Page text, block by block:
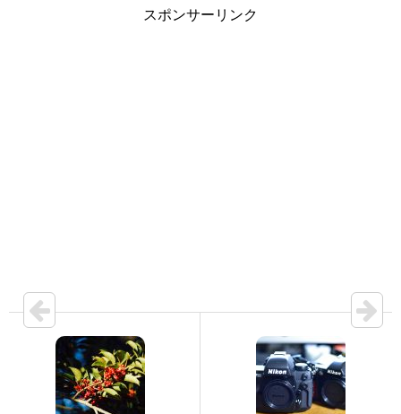
スポンサーリンク